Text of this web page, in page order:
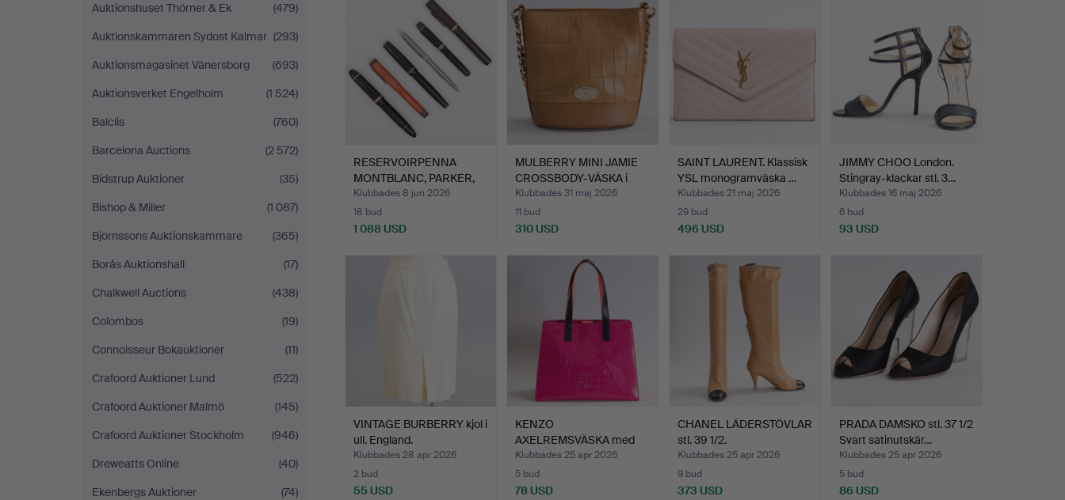
Auktionshuset Thörner & Ek
(479)
Auktionskammaren Sydost Kalmar (293)
Auktionsmagasinet Vänersborg
(693)
Auktionsverket Engelholm
(1 524)
Balclis
(760)
Barcelona Auctions
(2 572)
Bidstrup Auktioner
(35)
Bishop & Miller
(1 087)
Björnssons Auktionskammare
(365)
Borås Auktionshall
(17)
Chalkwell Auctions
(438)
Colombos
(19)
Connoisseur Bokauktioner
(11)
Crafoord Auktioner Lund
(522)
Crafoord Auktioner Malmö
(145)
Crafoord Auktioner Stockholm
(946)
Dreweatts Online
(40)
Ekenbergs Auktioner
(74)
RESERVOIRPENNA
MONTBLANC, PARKER,
Penol sa…
Klubbades 8 jun 2026
18 bud
1 088 USD
MULBERRY MINI JAMIE
CROSSBODY-VÄSKA i
ljus…
Klubbades 31 maj 2026
11 bud
310 USD
SAINT LAURENT. Klassisk
YSL monogramväska …
Klubbades 21 maj 2026
29 bud
496 USD
JIMMY CHOO London.
Stingray-klackar stl. 3…
Klubbades 16 maj 2026
6 bud
93 USD
VINTAGE BURBERRY kjol i
ull. England.
Klubbades 28 apr 2026
2 bud
55 USD
KENZO
AXELREMSVÄSKA med
logotyp.
Klubbades 25 apr 2026
5 bud
78 USD
CHANEL LÄDERSTÖVLAR
stl. 39 1/2.
Klubbades 25 apr 2026
9 bud
373 USD
PRADA DAMSKO stl. 37 1/2
Svart satinutskär…
Klubbades 25 apr 2026
5 bud
86 USD